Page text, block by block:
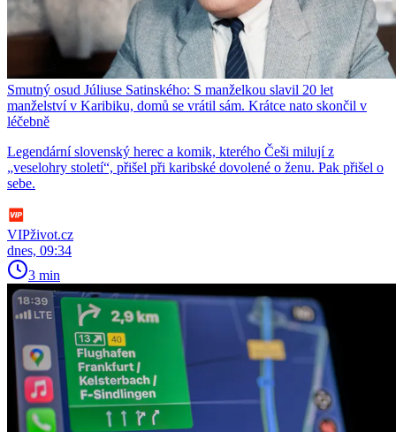
Smutný osud Júliuse Satinského: S manželkou slavil 20 let
manželství v Karibiku, domů se vrátil sám. Krátce nato skončil v
léčebně
Legendární slovenský herec a komik, kterého Češi milují z
„veselohry století“, přišel při karibské dovolené o ženu. Pak přišel o
sebe.
VIPživot.cz
dnes, 09:34
3 min